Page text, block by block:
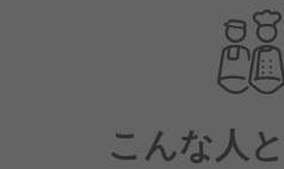
こんな人